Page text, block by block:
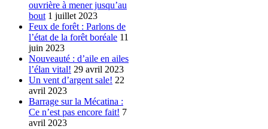
ouvrière à mener jusqu’au
bout 1 juillet 2023
Feux de forêt : Parlons de
l’état de la forêt boréale 11
juin 2023
Nouveauté : d’aile en ailes
l’élan vital! 29 avril 2023
Un vent d’argent sale! 22
avril 2023
Barrage sur la Mécatina :
Ce n’est pas encore fait! 7
avril 2023